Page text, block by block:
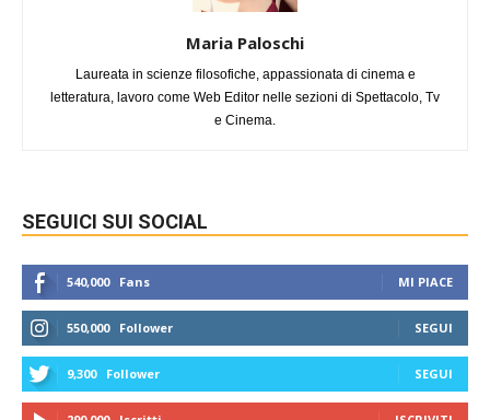
Maria Paloschi
Laureata in scienze filosofiche, appassionata di cinema e
letteratura, lavoro come Web Editor nelle sezioni di Spettacolo, Tv
e Cinema.
SEGUICI SUI SOCIAL
540,000 Fans MI PIACE
550,000 Follower SEGUI
9,300 Follower SEGUI